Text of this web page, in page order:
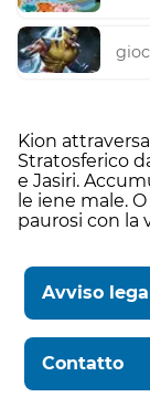
Kion
Stratosferico
e Jasiri.
le iene male.
paurosi con la
Avviso
Contatto